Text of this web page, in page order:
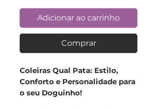
Adicionar ao carrinho
Comprar
Coleiras Qual Pata: Estilo,
Conforto e Personalidade para
o seu Doguinho!